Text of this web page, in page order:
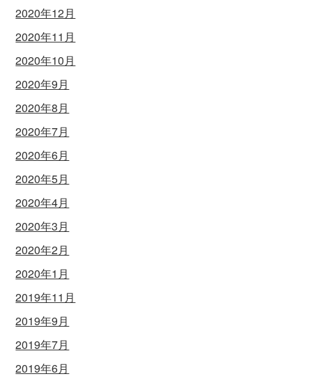
2020年12月
2020年11月
2020年10月
2020年9月
2020年8月
2020年7月
2020年6月
2020年5月
2020年4月
2020年3月
2020年2月
2020年1月
2019年11月
2019年9月
2019年7月
2019年6月